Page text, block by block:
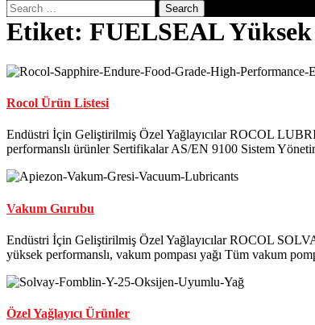
Button Search
Etiket: FUELSEAL Yüksek
Rocol Ürün Listesi
Endüstri İçin Geliştirilmiş Özel Yağlayıcılar ROCOL
performanslı ürünler Sertifikalar AS/EN 9100 Sistem
Vakum Gurubu
Endüstri İçin Geliştirilmiş Özel Yağlayıcılar ROCOL
yüksek performanslı, vakum pompası yağı Tüm vakum
Özel Yağlayıcı Ürünler